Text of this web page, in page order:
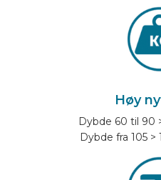
Høy
Dybde 60 til 90
Dybde fra 105